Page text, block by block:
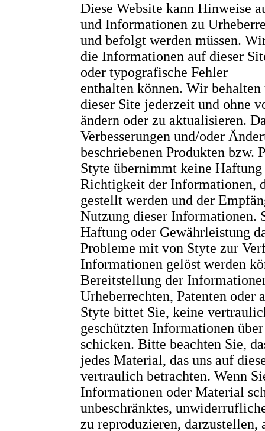
Diese Website kann Hinweise
und Informationen zu
und befolgt werden müssen.
die Informationen auf dieser
oder typografische Fehler
enthalten können. Wir
dieser Site jederzeit und ohne
ändern oder zu aktualisieren.
Verbesserungen und/oder
beschriebenen Produkten bzw.
Styte übernimmt keine
Richtigkeit der Informationen,
gestellt werden und der
Nutzung dieser Informationen.
Haftung oder Gewährleistung
Probleme mit von Styte zur
Informationen gelöst werden
Bereitstellung der
Urheberrechten, Patenten oder
Styte bittet Sie, keine
geschützten Informationen
schicken. Bitte beachten Sie,
jedes Material, das uns auf
vertraulich betrachten. Wenn
Informationen oder Material
unbeschränktes,
zu reproduzieren,